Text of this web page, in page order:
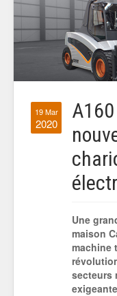
19 Mar
2020
Une
maison
machine
secteurs